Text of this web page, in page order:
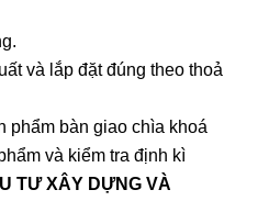
và lắp đặt đúng theo thoả
phẩm bàn giao chìa khoá
và kiểm tra định kì
TƯ XÂY DỰNG VÀ